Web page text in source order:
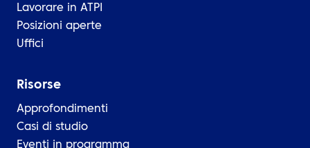
Lavorare in ATPI
Posizioni aperte
Uffici
Risorse
Approfondimenti
Casi di studio
Eventi in programma